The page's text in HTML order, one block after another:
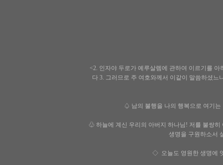
<2. 인자야 두로가 예루살렘에 관하여 이르기를
다 3. 그러므로 주 여호와께서 이같이 말씀하셨
♤ 남의 불행을 나의 행복으로 여기
♧ 하늘에 계신 우리의 아버지 하나님! 저를 불쌍
생명을 구원하소서
◇ 오늘도 영원한 생명에